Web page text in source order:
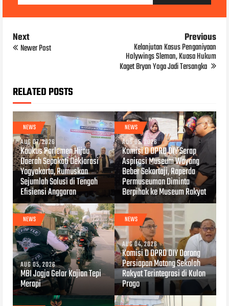
Next
Newer Post
Previous
Kelanjutan Kasus Penganiyaan
Holywings Sleman, Kuasa Hukum
Kaget Bryan Yoga Jadi Tersangka
RELATED POSTS
NEWS
AUG 07, 2026
Kaukus Parlemen Hijau
Daerah Sepakati Deklarasi
Yogyakarta, Rumuskan
Sejumlah Solusi di Tengah
Efisiensi Anggaran
NEWS
AUG 05, 2026
Komisi D DPRD DIY Serap
Aspirasi Museum Wayang
Beber Sekartaji, Raperda
Permuseuman Diminta
Berpihak ke Museum Rakyat
NEWS
AUG 05, 2026
MBI Jogja Gelar Kajian Tepi
Merapi
NEWS
AUG 04, 2026
Komisi D DPRD DIY Dorong
Persiapan Matang Sekolah
Rakyat Terintegrasi di Kulon
Progo